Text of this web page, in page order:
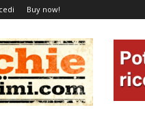
Buy now!